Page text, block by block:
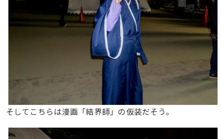
そしてこちらは漫画「結界師」の仮装だそう。